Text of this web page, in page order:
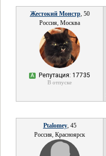
Жестокий Монстр, 50
Россия, Москва
А Репутация: 17735
В отпуске
Ptalomey, 45
Россия, Красноярск